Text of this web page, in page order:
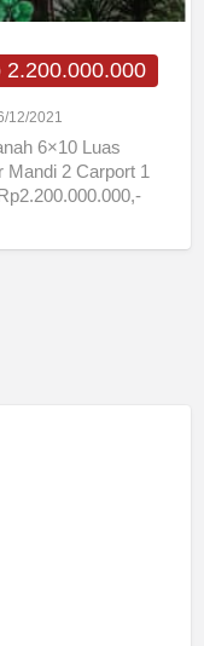
2.200.000.000
12/2021
6×10 Luas
2 Carport 1